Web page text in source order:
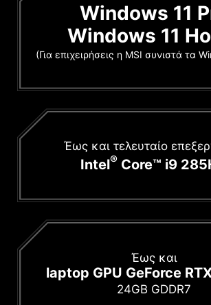
Windows 11
Windows 11
(Για επιχειρήσεις η MSI συνιστά τα
Έως και τελευταίο
Intel® Core™ i9
Έως και
laptop GPU GeForce
24GB GDDR7